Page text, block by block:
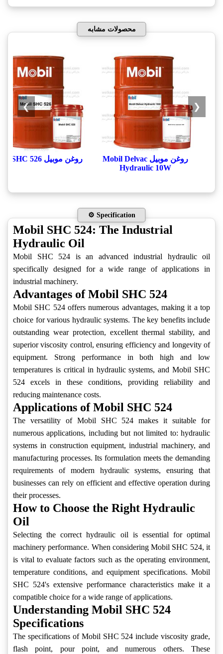
محصولات مشابه
روغن موبیل Mobil Delvac
Hydraulic 10W
روغن موبیل Mobil SHC 526
❮
❯
⚙️ Specification
Mobil SHC 524: The Industrial
Hydraulic Oil
Mobil SHC 524 is an advanced industrial hydraulic oil
specifically designed for a wide range of applications in
industrial machinery.
Advantages of Mobil SHC 524
Mobil SHC 524 offers numerous advantages, making it a top
choice for various hydraulic systems. The key benefits include
outstanding wear protection, excellent thermal stability, and
superior viscosity control, ensuring efficiency and longevity of
equipment. Strong performance in both high and low
temperatures is critical in hydraulic systems, and Mobil SHC
524 excels in these conditions, providing reliability and
reducing maintenance costs.
Applications of Mobil SHC 524
The versatility of Mobil SHC 524 makes it suitable for
numerous applications, including but not limited to: hydraulic
systems in construction equipment, industrial machinery, and
manufacturing processes. Its formulation meets the demanding
requirements of modern hydraulic systems, ensuring that
businesses can rely on efficient and effective operation during
their processes.
How to Choose the Right Hydraulic
Oil
Selecting the correct hydraulic oil is essential for optimal
machinery performance. When considering Mobil SHC 524, it
is vital to evaluate factors such as the operating environment,
temperature conditions, and equipment specifications. Mobil
SHC 524's extensive performance characteristics make it a
compatible choice for a wide range of applications.
Understanding Mobil SHC 524
Specifications
The specifications of Mobil SHC 524 include viscosity grade,
flash point, pour point, and numerous others. These